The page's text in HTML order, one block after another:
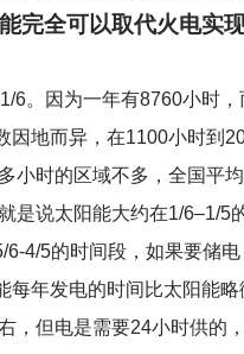
完全可以取代火电实现
6。因为一年有8760小时，
因地而异，在1100小时到
小时的区域不多，全国平
是说太阳能大约在1/6–1/5
6-4/5的时间段，如果要储
每年发电的时间比太阳能略
，但电是需要24小时供的